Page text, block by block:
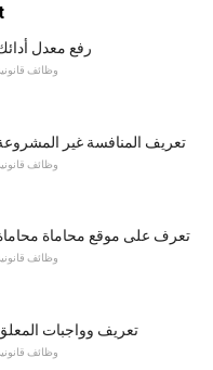
رفع معدل
وظائف
تعريف المنافسة غير
وظائف
تعرف على موقع محاماة
وظائف
تعريف وواجبات
وظائف